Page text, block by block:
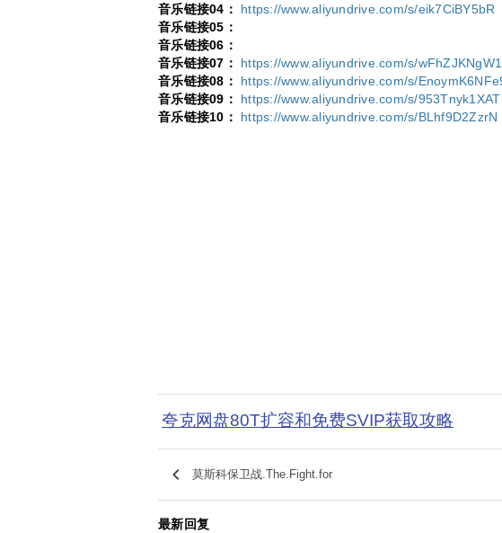
音乐链接04： https://www.aliyundrive.com/s/eik7CiBY5bR
音乐链接05：
音乐链接06：
音乐链接07： https://www.aliyundrive.com/s/
音乐链接08： https://www.aliyundrive.com/s/
音乐链接09： https://www.aliyundrive.com/s/953Tnyk1XAT
音乐链接10： https://www.aliyundrive.com/s/BLhf9D2ZzrN
夸克网盘80T扩容和免费SVIP获取攻略
keyboard_arrow_left 莫斯科保卫战.The.Fight.for
最新回复